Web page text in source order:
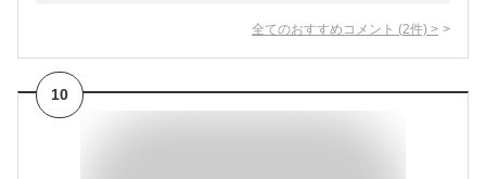
全てのおすすめコメント (2件) >
10